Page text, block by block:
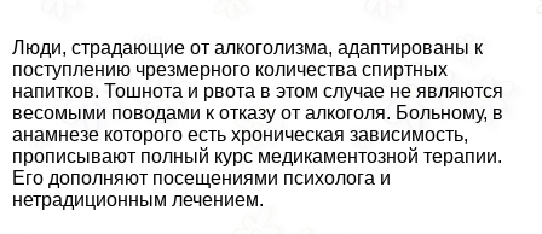
Люди, страдающие от алкоголизма, адаптированы к
поступлению чрезмерного количества спиртных
напитков. Тошнота и рвота в этом случае не являются
весомыми поводами к отказу от алкоголя. Больному, в
анамнезе которого есть хроническая зависимость,
прописывают полный курс медикаментозной терапии.
Его дополняют посещениями психолога и
нетрадиционным лечением.